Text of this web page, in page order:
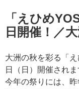
「えひめ
日開催！／大
大洲の秋を彩る「
日（日）開催されま
今年の祭りには、